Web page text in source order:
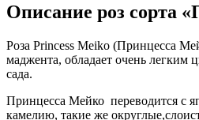
Описание роз сорта
Роза Princess Meiko (Принцесса
маджента, обладает очень легким
сада.
Принцесса Мейко переводится с
камелию, такие же